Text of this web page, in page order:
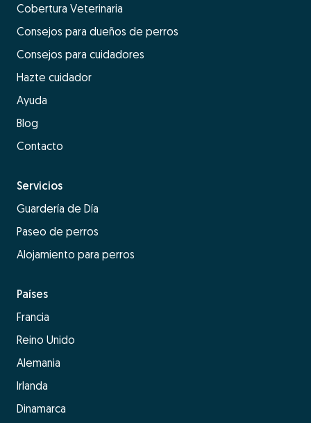
Cobertura Veterinaria
Consejos para dueños de perros
Consejos para cuidadores
Hazte cuidador
Ayuda
Blog
Contacto
Servicios
Guardería de Día
Paseo de perros
Alojamiento para perros
Países
Francia
Reino Unido
Alemania
Irlanda
Dinamarca